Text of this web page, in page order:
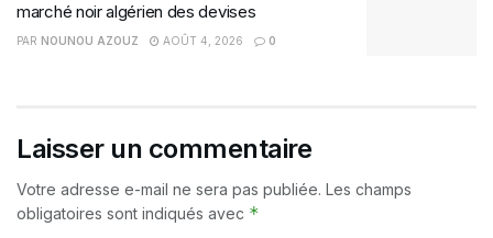
marché noir algérien des devises
PAR NOUNOU AZOUZ AOÛT 4, 2026 0
Laisser un commentaire
Votre adresse e-mail ne sera pas publiée. Les champs
obligatoires sont indiqués avec *